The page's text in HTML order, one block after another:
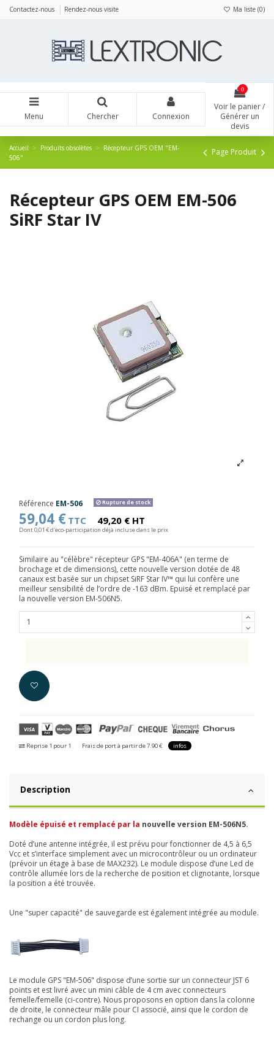
Contactez-nous Rendez-nous visite Ma liste (0)
Menu Chercher Connexion
0
Voir le panier /
Générer un
devis
Accueil Produits obsolètes
Récepteur GPS OEM "EM-
506"
Page Produit
Récepteur GPS OEM EM-506
SiRF Star IV
Référence EM-506 Rupture de stock
59,04 € TTC 49,20 € HT
Dont 0,01 € d'eco-participation déjà incluse dans le prix
Similaire au "célèbre" récepteur GPS "EM-406A" (en terme de
brochage et de dimensions), cette nouvelle version dotée de 48
canaux est basée sur un chipset SiRF Star IV™ qui lui confère une
meilleur sensibilité de l’ordre de -163 dBm. Epuisé et remplacé par
la nouvelle version EM-506N5.
Reprise 1 pour 1 Frais de port à partir de 7.90 € infos
Description
Modèle épuisé et remplacé par la nouvelle version EM-506N5.
Doté d’une antenne intégrée, il est prévu pour fonctionner de 4,5 à 6,5
Vcc et s’interface simplement avec un microcontrôleur ou un ordinateur
(prévoir un étage à base de MAX232). Le module dispose d’une Led de
contrôle allumée lors de la recherche de position et clignotante, lorsque
la position a été trouvée.
Une "super capacité" de sauvegarde est également intégrée au module.
Le module GPS "EM-506" dispose d’une sortie sur un connecteur JST 6
points et est livré avec un mini câble de 4 cm avec connecteurs
femelle/femelle (ci-contre). Nous proposons en option dans la colonne
de droite, le connecteur mâle pour CI associé, ainsi que le cordon de
rechange ou un cordon plus long.
Panneau de gestion des cookies